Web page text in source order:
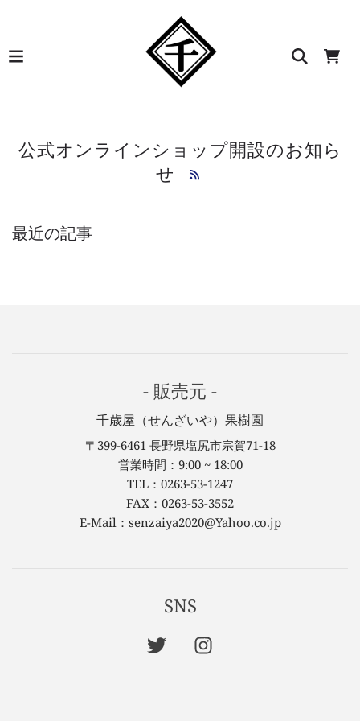
公式オンラインショップ開設のお知ら
せ
最近の記事
- 販売元 -
千歳屋（せんざいや）果樹園
〒399-6461 長野県塩尻市宗賀71-18
営業時間：9:00 ~ 18:00
TEL：0263-53-1247
FAX：0263-53-3552
E-Mail：senzaiya2020@Yahoo.co.jp
SNS